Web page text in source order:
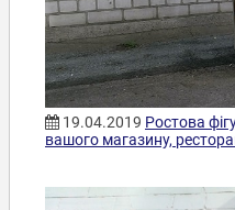
19.04.2019 Ростова
вашого магазину,